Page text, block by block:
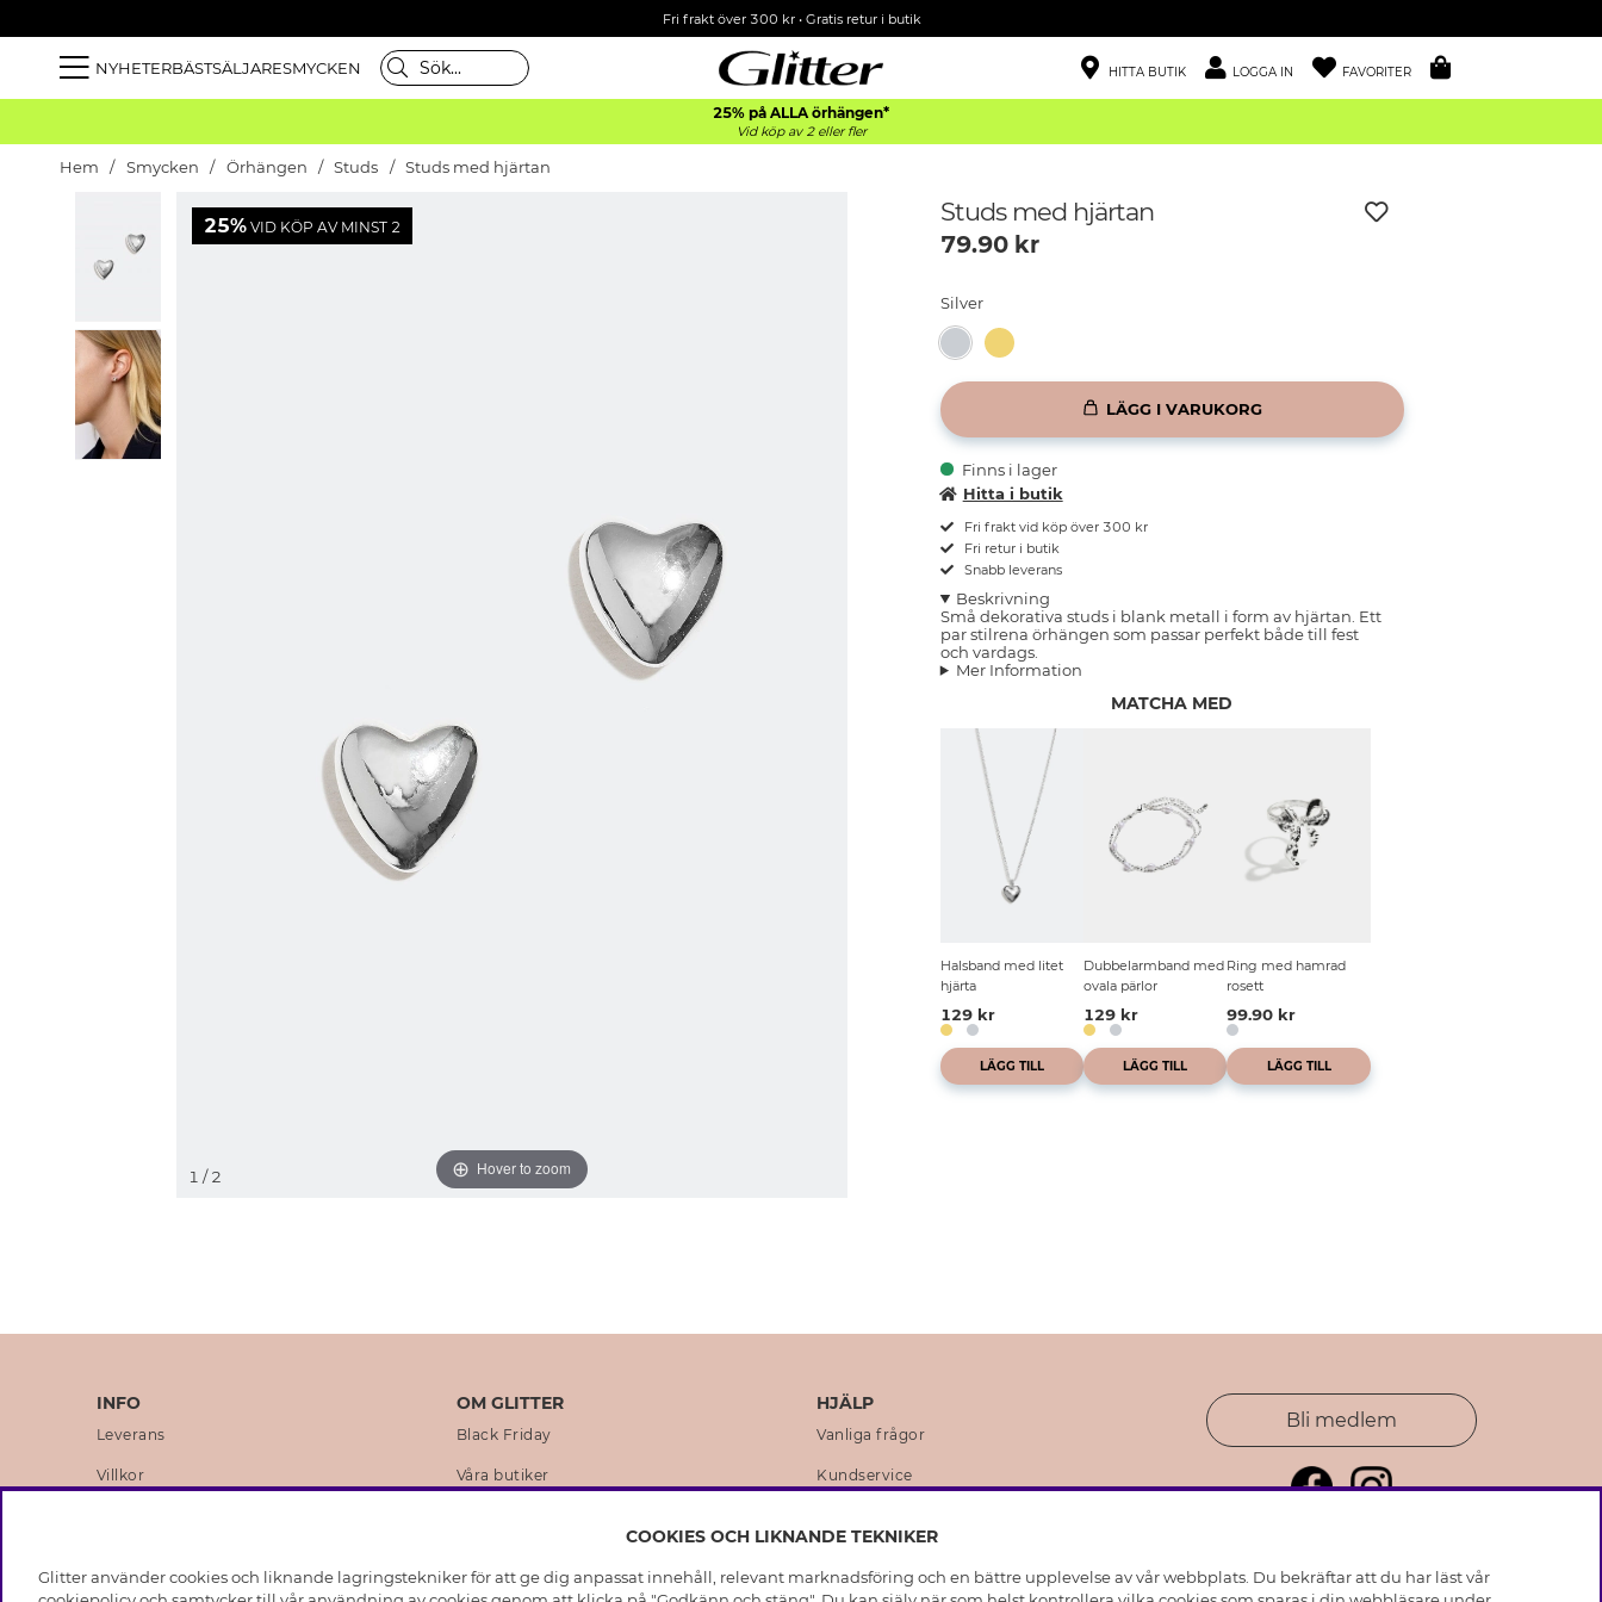
Fri frakt över 300 kr• Gratis retur i butik
NYHETERBÄSTSÄLJARESMYCKEN HITTA BUTIK LOGGA IN FAVORITER
25% på ALLA örhängen*
Vid köp av 2 eller fler
Hem Smycken Örhängen Studs Studs med hjärtan
25% VID KÖP AV MINST 2
Hover to zoom
1 / 2
Studs med hjärtan
79.90kr
Silver
LÄGG I VARUKORG
Finns i lager
Hitta i butik
Fri frakt vid köp över 300 kr
Fri retur i butik
Snabb leverans
Beskrivning
Små dekorativa studs i blank metall i form av hjärtan. Ett
par stilrena örhängen som passar perfekt både till fest
och vardags.
Mer Information
MATCHA MED
Halsband med litet
hjärta
129 kr
LÄGG TILL
Dubbelarmband med
ovala pärlor
129 kr
LÄGG TILL
Ring med hamrad
rosett
99.90 kr
LÄGG TILL
INFO
Leverans
Villkor
Medlemsvillkor
OM GLITTER
Black Friday
Våra butiker
Hållbarhet
HJÄLP
Vanliga frågor
Kundservice
Skötselråd skinnhandskar
Bli medlem
COOKIES OCH LIKNANDE TEKNIKER
Glitter använder cookies och liknande lagringstekniker för att ge dig anpassat innehåll, relevant marknadsföring och en bättre upplevelse av vår webbplats. Du bekräftar att du har läst vår